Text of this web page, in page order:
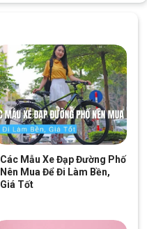
Các Mẫu Xe Đạp Đường Phố
Nên Mua Để Đi Làm Bền,
Giá Tốt